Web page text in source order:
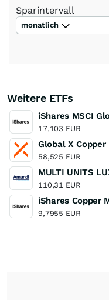
Sparintervall
monatlich
Weitere ETFs
17,103 EUR
58,525 EUR
110,31 EUR
9,7955 EUR